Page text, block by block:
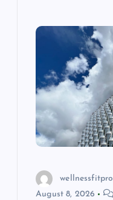
wellnessfitpro
August 8, 2026